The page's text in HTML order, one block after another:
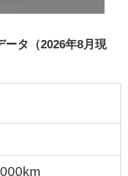
ータ（2026年8月現